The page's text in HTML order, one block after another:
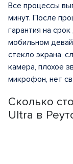
Сколько
Ultra в
Все процессы
минут. После
гарантия на
мобильном
стекло экрана,
камера, плохое
микрофон, нет